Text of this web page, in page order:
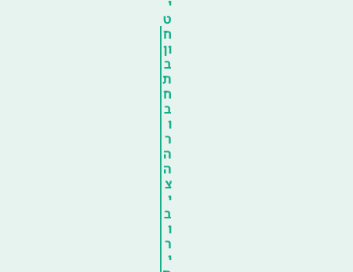
י
ט
ח
ון
ב
ת
ח
ב
ו
ר
ה
ה
צ
י
ב
ו
ר
י